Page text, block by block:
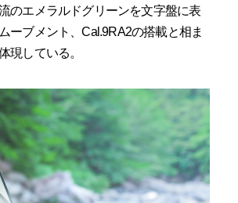
のエメラルドグリーンを文字盤に表
ーブメント、Cal.9RA2の搭載と相ま
現している。